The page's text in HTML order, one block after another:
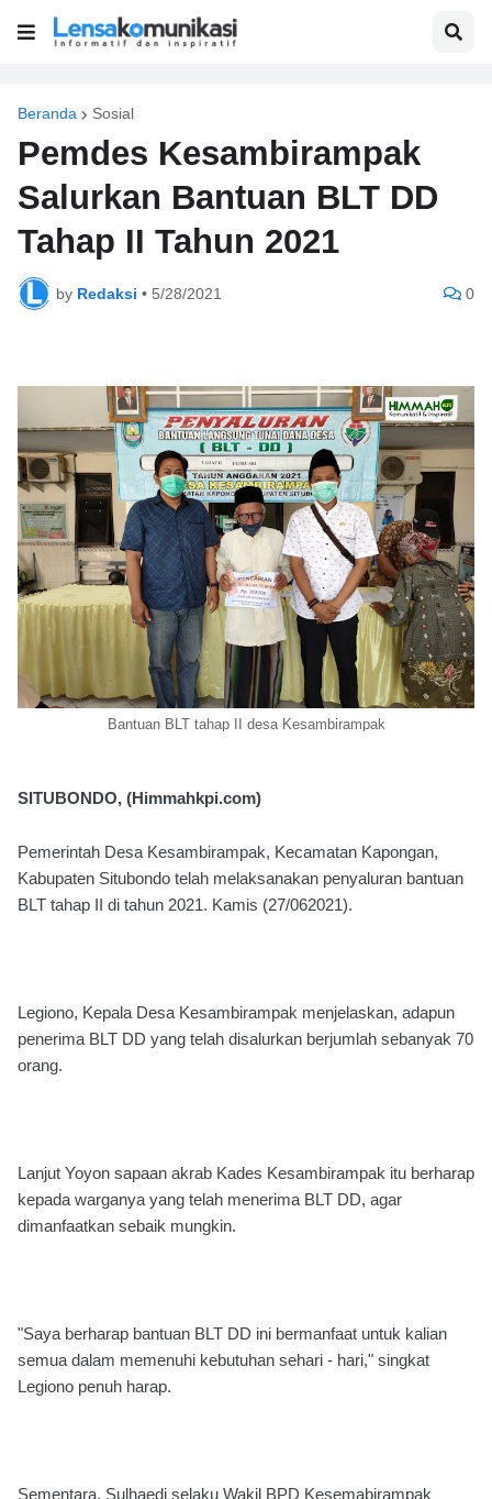
Beranda Sosial
Pemdes Kesambirampak
Salurkan Bantuan BLT DD
Tahap II Tahun 2021
by Redaksi • 5/28/2021 0
Bantuan BLT tahap II desa Kesambirampak
SITUBONDO, (Himmahkpi.com)
Pemerintah Desa Kesambirampak, Kecamatan Kapongan,
Kabupaten Situbondo telah melaksanakan penyaluran bantuan
BLT tahap II di tahun 2021. Kamis (27/062021).
Legiono, Kepala Desa Kesambirampak menjelaskan, adapun
penerima BLT DD yang telah disalurkan berjumlah sebanyak 70
orang.
Lanjut Yoyon sapaan akrab Kades Kesambirampak itu berharap
kepada warganya yang telah menerima BLT DD, agar
dimanfaatkan sebaik mungkin.
"Saya berharap bantuan BLT DD ini bermanfaat untuk kalian
semua dalam memenuhi kebutuhan sehari - hari," singkat
Legiono penuh harap.
Sementara, Sulhaedi selaku Wakil BPD Kesemabirampak